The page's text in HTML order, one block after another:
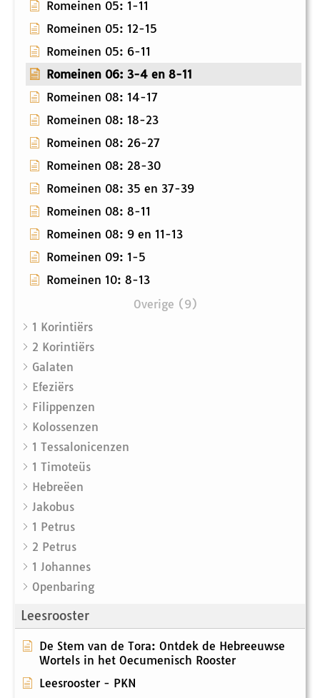
Romeinen 05: 1-11
Romeinen 05: 12-15
Romeinen 05: 6-11
Romeinen 06: 3-4 en 8-11
Romeinen 08: 14-17
Romeinen 08: 18-23
Romeinen 08: 26-27
Romeinen 08: 28-30
Romeinen 08: 35 en 37-39
Romeinen 08: 8-11
Romeinen 08: 9 en 11-13
Romeinen 09: 1-5
Romeinen 10: 8-13
Overige (9)
1 Korintiërs
2 Korintiërs
Galaten
Efeziërs
Filippenzen
Kolossenzen
1 Tessalonicenzen
1 Timoteüs
Hebreëen
Jakobus
1 Petrus
2 Petrus
1 Johannes
Openbaring
Leesrooster
De Stem van de Tora: Ontdek de Hebreeuwse
Wortels in het Oecumenisch Rooster
Leesrooster - PKN